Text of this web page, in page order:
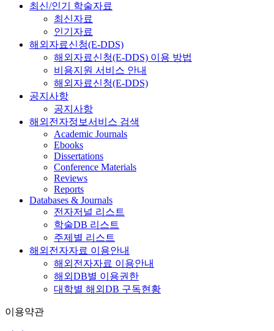
최신/인기 학술자료
최신자료
인기자료
해외자료신청(E-DDS)
해외자료신청(E-DDS) 이용 방법
비용지원 서비스 안내
해외자료신청(E-DDS)
공지사항
공지사항
해외전자정보서비스 검색
Academic Journals
Ebooks
Dissertations
Conference Materials
Reviews
Reports
Databases & Journals
전자저널 리스트
학술DB 리스트
주제별 리스트
해외전자자료 이용안내
해외전자자료 이용안내
해외DB별 이용권한
대학별 해외DB 구독현황
이용약관